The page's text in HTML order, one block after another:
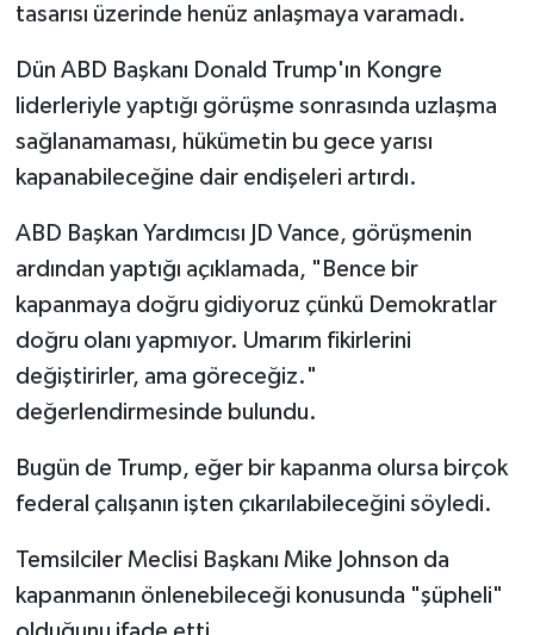
tasarısı üzerinde henüz anlaşmaya varamadı.
Dün ABD Başkanı Donald Trump'ın Kongre
liderleriyle yaptığı görüşme sonrasında uzlaşma
sağlanamaması, hükümetin bu gece yarısı
kapanabileceğine dair endişeleri artırdı.
ABD Başkan Yardımcısı JD Vance, görüşmenin
ardından yaptığı açıklamada, "Bence bir
kapanmaya doğru gidiyoruz çünkü Demokratlar
doğru olanı yapmıyor. Umarım fikirlerini
değiştirirler, ama göreceğiz."
değerlendirmesinde bulundu.
Bugün de Trump, eğer bir kapanma olursa birçok
federal çalışanın işten çıkarılabileceğini söyledi.
Temsilciler Meclisi Başkanı Mike Johnson da
kapanmanın önlenebileceği konusunda "şüpheli"